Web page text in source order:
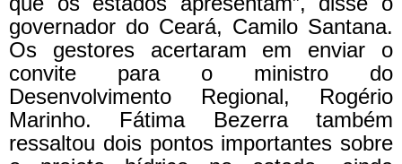
governador do Ceará, Camilo Santana.
Os gestores acertaram em enviar o
convite para o ministro do
Desenvolvimento Regional, Rogério
Marinho. Fátima Bezerra também
ressaltou dois pontos importantes sobre